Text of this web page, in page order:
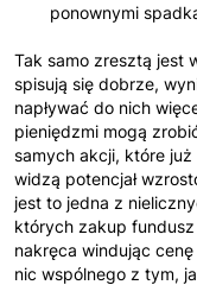
ponownymi
Tak samo zresztą jest
spisują się dobrze,
napływać do nich
pieniędzmi mogą
samych akcji, które
widzą potencjał
jest to jedna z
których zakup
nakręca windując
nic wspólnego z tym,